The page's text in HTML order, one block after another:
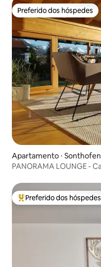
Preferido dos hóspedes
Preferido dos hóspedes
Apartamento ⋅ Sonthofen
PANORAMA LOUNGE -
Entre os melhores
Preferido dos hóspedes